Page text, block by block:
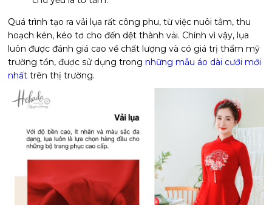
Quá trình tạo ra vải lụa rất công phu, từ việc nuôi tằm, thu
hoạch kén, kéo tơ cho đến dệt thành vải. Chính vì vậy, lụa
luôn được đánh giá cao về chất lượng và có giá trị thẩm mỹ
trường tồn, được sử dụng trongnhững mẫu áo dài cưới mới
nhất trên thị trường.